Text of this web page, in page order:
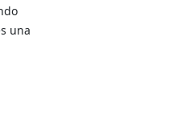
una